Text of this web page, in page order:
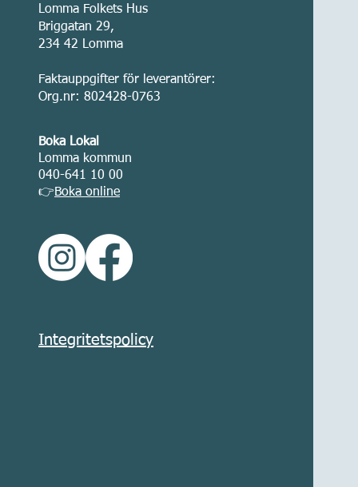
Lomma Folkets Hus
Briggatan 29,
234 42 Lomma
Faktauppgifter för leverantörer:
Org.nr: 802428-0763
Boka Lokal
Lomma kommun
040-641 10 00
👉Boka online
Integritetspolicy